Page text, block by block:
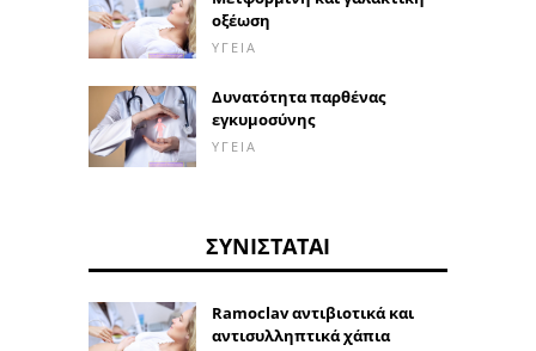
οξέωση
ΥΓΕΊΑ
Δυνατότητα παρθένας
εγκυμοσύνης
ΥΓΕΊΑ
ΣΥΝΙΣΤΆΤΑΙ
Ramoclav αντιβιοτικά και
αντισυλληπτικά χάπια